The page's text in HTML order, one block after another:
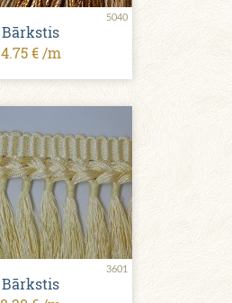
5040
Bārkstis
4.75 € /m
3601
Bārkstis